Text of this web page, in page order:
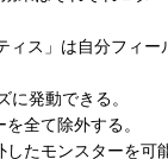
ィス」は自分フィ
に発動できる。
全て除外する。
したモンスターを可